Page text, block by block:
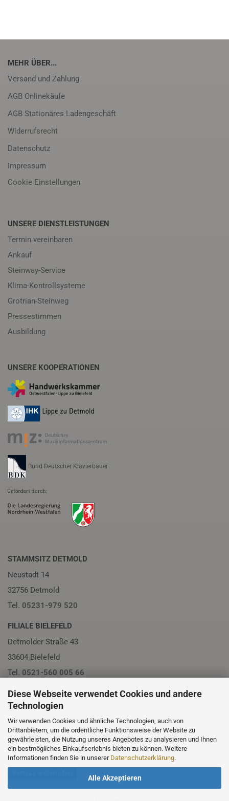
Diese Webseite verwendet Cookies und andere
Technologien
Wir verwenden Cookies und ähnliche Technologien, auch von
Drittanbietern, um die ordentliche Funktionsweise der Website zu
gewährleisten, die Nutzung unseres Angebotes zu analysieren und Ihnen
ein bestmögliches Einkaufserlebnis bieten zu können. Weitere
Informationen finden Sie in unserer Datenschutzerklärung.
Alle Akzeptieren
MEHR ÜBER...
Versand und Zahlung
AGB Onlinekäufe
AGB Stationäres Ladengeschäft
Widerrufsrecht
Datenschutz
Impressum
Cookie Einstellungen
UNSERE DIENSTLEISTUNGEN
Termin vereinbaren
Ankauf
Steinway-Service
Klima-Kontrollsysteme
Grotrian-Steinweg
Pressestimmen
Ausbildung
UNSERE KOOPERATIONEN
Bund Deutscher Klavierbauer
STAMMSITZ DETMOLD
Neustadt 14
32756 Detmold
Tel. 05231-979 520
FILIALE BIELEFELD
Detmolder Straße 43
33604 Bielefeld
Tel. 0521-560 005 66
FILIALE PADERBORN
Friedrichstraße 13
33102 Paderborn
Tel.05251-230 01